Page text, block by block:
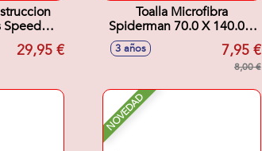
Speeder
29,95 €
Toalla Microfibra
Spiderman 70.0 X 140.0 X
3 años 7,95 €
8,00 €
NOVEDAD